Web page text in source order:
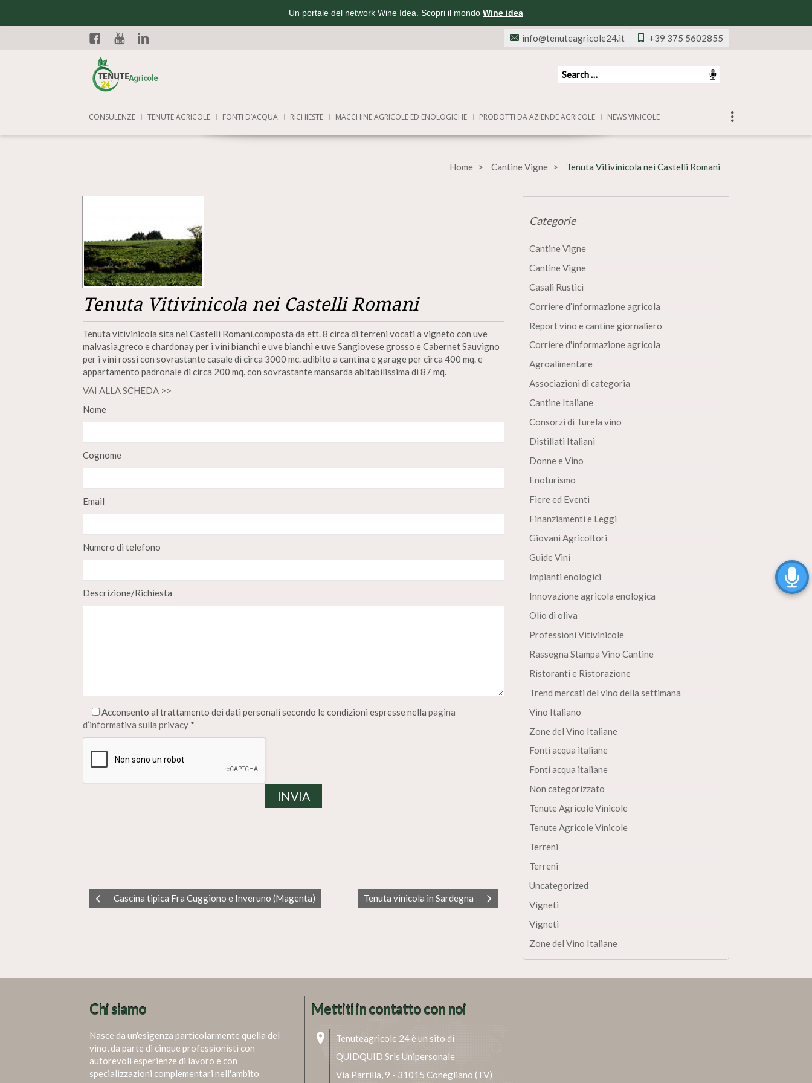
Un portale del network Wine Idea. Scopri il mondo Wine idea
Facebook
+39 375 5602855
info@tenuteagricole24.it
CONSULENZE TENUTE AGRICOLE FONTI D’ACQUA RICHIESTE MACCHINE AGRICOLE ED ENOLOGICHE PRODOTTI DA AZIENDE AGRICOLE NEWS VINICOLE
Home Cantine Vigne Tenuta Vitivinicola nei Castelli Romani
Tenuta Vitivinicola nei Castelli Romani
Tenuta vitivinicola sita nei Castelli Romani,composta da ett. 8 circa di terreni vocati a vigneto con uve
malvasia,greco e chardonay per i vini bianchi e uve bianchi e uve Sangiovese grosso e Cabernet Sauvigno
per i vini rossi con sovrastante casale di circa 3000 mc. adibito a cantina e garage per circa 400 mq. e
appartamento padronale di circa 200 mq. con sovrastante mansarda abitabilissima di 87 mq.
VAI ALLA SCHEDA >>
Nome
Cognome
Email
Numero di telefono
Descrizione/Richiesta
Acconsento al trattamento dei dati personali secondo le condizioni espresse nella pagina
d’informativa sulla privacy *
Cascina tipica Fra Cuggiono e Inveruno (Magenta) Tenuta vinicola in Sardegna
Categorie
Cantine Vigne
Cantine Vigne
Casali Rustici
Corriere d’informazione agricola
Report vino e cantine giornaliero
Corriere d'informazione agricola
Agroalimentare
Associazioni di categoria
Cantine Italiane
Consorzi di Turela vino
Distillati Italiani
Donne e Vino
Enoturismo
Fiere ed Eventi
Finanziamenti e Leggi
Giovani Agricoltori
Guide Vini
Impianti enologici
Innovazione agricola enologica
Olio di oliva
Professioni Vitivinicole
Rassegna Stampa Vino Cantine
Ristoranti e Ristorazione
Trend mercati del vino della settimana
Vino Italiano
Zone del Vino Italiane
Fonti acqua italiane
Fonti acqua italiane
Non categorizzato
Tenute Agricole Vinicole
Tenute Agricole Vinicole
Terreni
Terreni
Uncategorized
Vigneti
Vigneti
Zone del Vino Italiane
Chi siamo
Nasce da un'esigenza particolarmente quella del
vino, da parte di cinque professionisti con
autorevoli esperienze di lavoro e con
specializzazioni complementari nell'ambito
Mettiti in contatto con noi
Tenuteagricole 24 è un sito di
QUIDQUID Srls Unipersonale
Via Parrilla, 9 - 31015 Conegliano (TV)